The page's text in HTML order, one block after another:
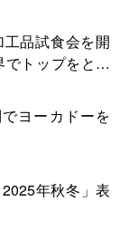
品試食会を開
トップをとれ
大を」
ヨーカドーを
年秋冬」表